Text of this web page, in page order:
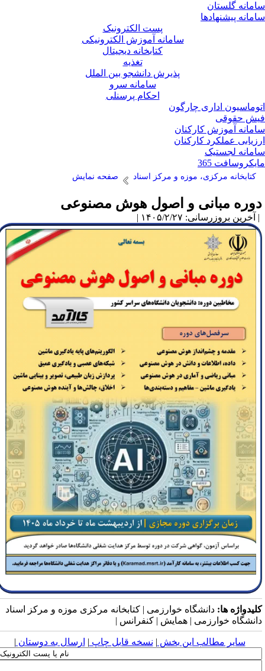
گلستان
پیشنهادها
پست الکترونیک
سامانه آموزش الکترونیکی
کتابخانه دیجیتال
تغذیه
پذیرش دانشجو بین الملل
سامانه سرو
احکام پرسنلی
اداری چارگون
حقوقی
آموزش کارکنان
عملکرد کارکنان
لجستیک
365
کتابخانه مرکزی، موزه و مرکز اسناد صفحه نمایش
مبانی و اصول هوش مصنوعی
بروزرسانی: ۱۴۰۵/۲/۲۷ |
ها:دانشگاه خوارزمی | کتابخانه مرکزی موزه و مرکز اسناد
خوارزمی | همایش | کنفرانس |
سایر مطالب این بخش | نسخه قابل چاپ| ارسال به دوستان|